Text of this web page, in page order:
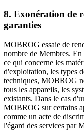
8. Exonération de
garanties
MOBROG essaie de
nombre de Membres.
ce qui concerne les
d'exploitation, les types
techniques, MOBROG
tous les appareils, les
existants. Dans le cas
MOBROG sur certains
comme un acte de
l'égard des services par